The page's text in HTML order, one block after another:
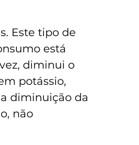
Este tipo de
está
diminui o
potássio,
diminuição da
não